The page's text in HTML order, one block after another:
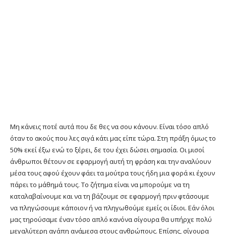
Μη κάνεις ποτέ αυτά που δε θες να σου κάνουν. Είναι τόσο απλό
όταν το ακούς που λες σιγά κάτι μας είπε τώρα. Στη πράξη όμως το
50% εκεί έξω ενώ το ξέρει, δε του έχει δώσει σημασία. Οι μισοί
άνθρωποι θέτουν σε εφαρμογή αυτή τη φράση και την αναλύουν
μέσα τους αφού έχουν φάει τα μούτρα τους ήδη μια φορά κι έχουν
πάρει το μάθημά τους. Το ζήτημα είναι να μπορούμε να τη
καταλαβαίνουμε και να τη βάζουμε σε εφαρμογή πριν φτάσουμε
να πληγώσουμε κάποιον ή να πληγωθούμε εμείς οι ίδιοι. Εάν όλοι
μας τηρούσαμε έναν τόσο απλό κανόνα σίγουρα θα υπήρχε πολύ
μεγαλύτερη αγάπη ανάμεσα στους ανθρώπους. Επίσης, σίγουρα